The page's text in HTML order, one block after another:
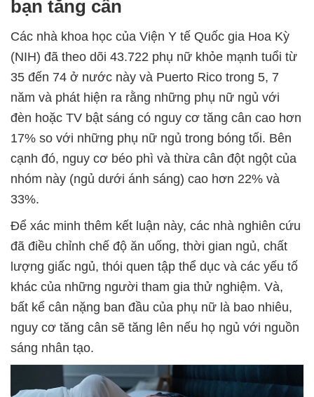
bạn tăng cân
Các nhà khoa học của Viện Y tế Quốc gia Hoa Kỳ
(NIH) đã theo dõi 43.722 phụ nữ khỏe mạnh tuổi từ
35 đến 74 ở nước này và Puerto Rico trong 5, 7
năm và phát hiện ra rằng những phụ nữ ngủ với
đèn hoặc TV bật sáng có nguy cơ tăng cân cao hơn
17% so với những phụ nữ ngủ trong bóng tối. Bên
cạnh đó, nguy cơ béo phì và thừa cân đột ngột của
nhóm này (ngủ dưới ánh sáng) cao hơn 22% và
33%.
Để xác minh thêm kết luận này, các nhà nghiên cứu
đã điều chỉnh chế độ ăn uống, thời gian ngủ, chất
lượng giấc ngủ, thói quen tập thể dục và các yếu tố
khác của những người tham gia thử nghiệm. Và,
bất kể cân nặng ban đầu của phụ nữ là bao nhiêu,
nguy cơ tăng cân sẽ tăng lên nếu họ ngủ với nguồn
sáng nhân tạo.